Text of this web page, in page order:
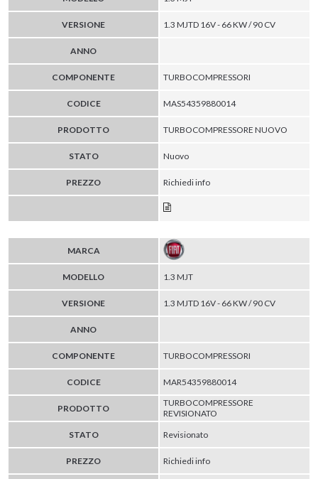
VERSIONE 1.3 MJTD 16V - 66 KW / 90 CV
ANNO
COMPONENTE TURBOCOMPRESSORI
CODICE MAS54359880014
PRODOTTO TURBOCOMPRESSORE NUOVO
STATO Nuovo
PREZZO Richiedi info
MARCA
MODELLO 1.3 MJT
VERSIONE 1.3 MJTD 16V - 66 KW / 90 CV
ANNO
COMPONENTE TURBOCOMPRESSORI
CODICE MAR54359880014
PRODOTTO
TURBOCOMPRESSORE
REVISIONATO
STATO
Revisionato
PREZZO Richiedi info